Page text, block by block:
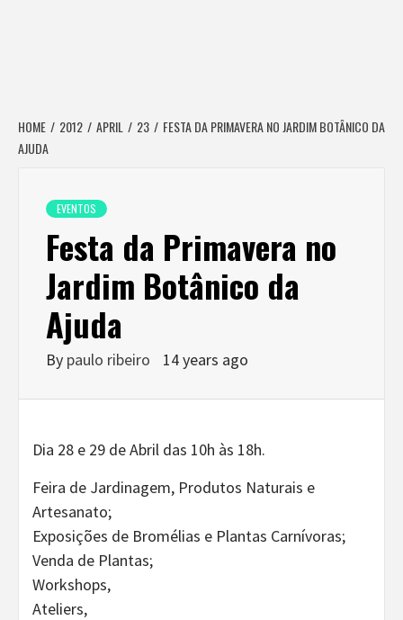
HOME 2012 APRIL 23
FESTA DA PRIMAVERA NO JARDIM BOTÂNICO DA
AJUDA
EVENTOS
Festa da Primavera no
Jardim Botânico da
Ajuda
By paulo ribeiro 14 years ago
Dia 28 e 29 de Abril das 10h às 18h.
Feira de Jardinagem, Produtos Naturais e
Artesanato;
Exposições de Bromélias e Plantas Carnívoras;
Venda de Plantas;
Workshops,
Ateliers,